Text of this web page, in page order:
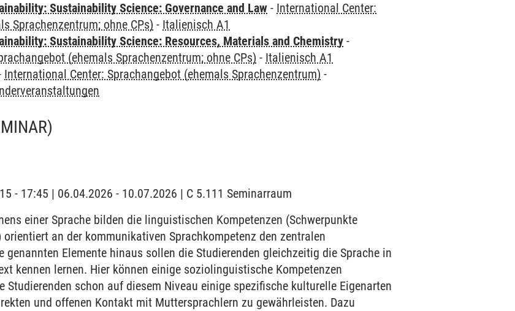
Sustainability Science: Governance and Law - International Center:
Sprachenzentrum; ohne CPs) - Italienisch A1
Sustainability Science: Resources, Materials and Chemistry -
(ehemals Sprachenzentrum; ohne CPs) - Italienisch A1
International Center: Sprachangebot (ehemals Sprachenzentrum) -
- 17:45 | 06.04.2026 - 10.07.2026 | C 5.111 Seminarraum
einer Sprache bilden die linguistischen Kompetenzen (Schwerpunkte
an der kommunikativen Sprachkompetenz den zentralen
genannten Elemente hinaus sollen die Studierenden gleichzeitig die Sprache in
kennen lernen. Hier können einige soziolinguistische Kompetenzen
Studierenden schon auf diesem Niveau einige spezifische kulturelle Eigenarten
und offenen Kontakt mit Muttersprachlern zu gewährleisten. Dazu